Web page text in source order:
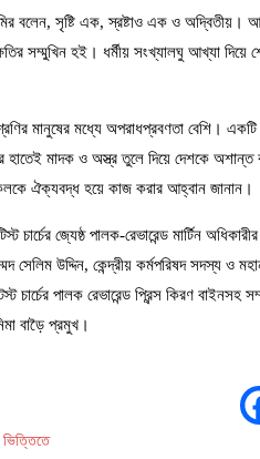
বলেন, সৃষ্টি এক, স্রষ্টাও এক ও অদ্বিতীয়।
সম্মুখিন হই। ধর্মীয় সংখ্যালঘু আখ্যা দিয়ে
মানুষের মধ্যে অপরাধপ্রবণতা বেশি।
হাতেই মাদক ও অস্ত্র তুলে দিয়ে দেশকে অশান্ত
ঐক্যবদ্ধ হয়ে কাজ করার আহ্বান জানান।
চার্চের জ্যেষ্ঠ পালক-রেভারেন্ড মার্টিন
সেলিম উদ্দিন, কেন্দ্রীয় কর্মপরিষদ সদস্য ও
চার্চের পালক রেভারেন্ড প্রিন্স কিরণ
বাড়ৈ প্রমুখ।
ভিত্তিতে